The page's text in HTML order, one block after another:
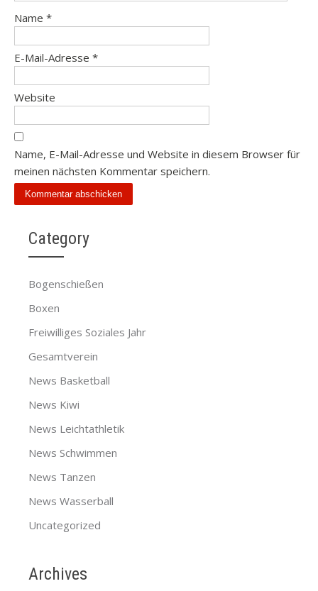
Name *
E-Mail-Adresse *
Website
Name, E-Mail-Adresse und Website in diesem Browser für
meinen nächsten Kommentar speichern.
Category
Bogenschießen
Boxen
Freiwilliges Soziales Jahr
Gesamtverein
News Basketball
News Kiwi
News Leichtathletik
News Schwimmen
News Tanzen
News Wasserball
Uncategorized
Archives